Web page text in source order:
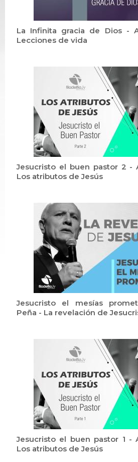
La Infinita gracia de Dios -
Lecciones de vida
Jesucristo el buen pastor 2 -
Los atributos de Jesús
Jesucristo el mesías
Peña - La revelación de
Jesucristo el buen pastor 1 -
Los atributos de Jesús